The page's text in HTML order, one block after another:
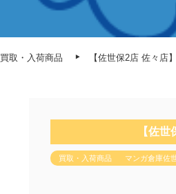
買取・入荷商品 【佐世保2店 佐々店
【佐
買取・入荷商品 マンガ倉庫佐